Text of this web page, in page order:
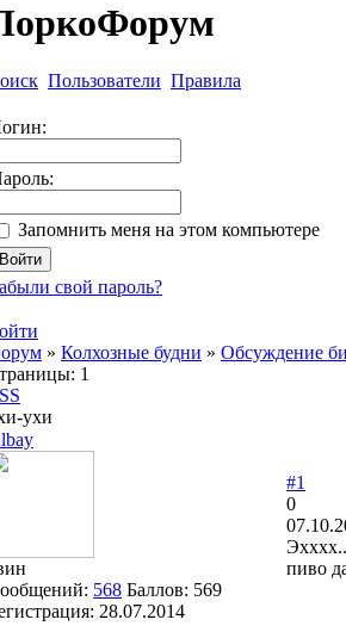
Пользователи Правила
Запомнить меня на этом компьютере
свой пароль?
» Колхозные будни » Обсуждение
1
ухи
568 Баллов: 569
28.07.2014
#1
0
пиво